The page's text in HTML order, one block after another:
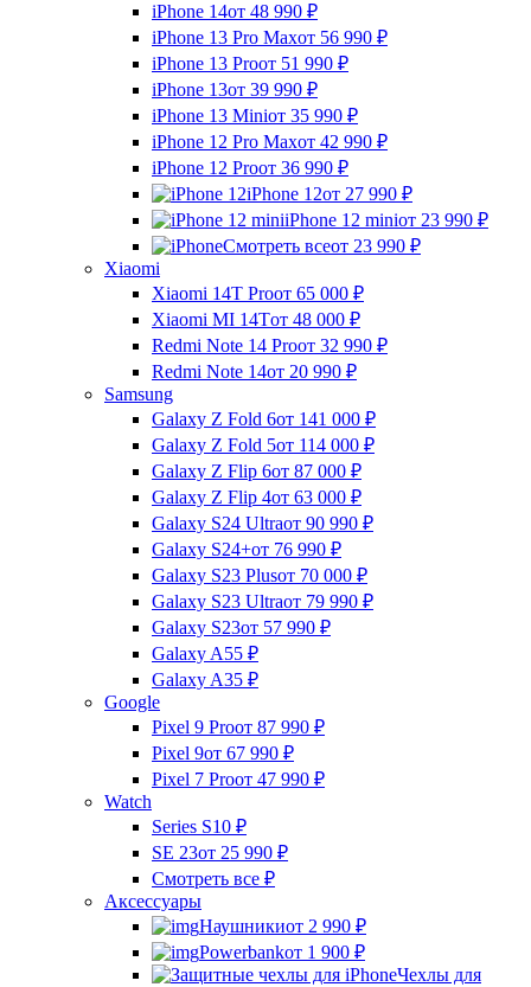
iPhone 14от 48 990 ₽
iPhone 13 Pro Maxот 56 990 ₽
iPhone 13 Proот 51 990 ₽
iPhone 13от 39 990 ₽
iPhone 13 Miniот 35 990 ₽
iPhone 12 Pro Maxот 42 990 ₽
iPhone 12 Proот 36 990 ₽
iPhone 12от 27 990 ₽
iPhone 12 miniот 23 990 ₽
Смотреть всеот 23 990 ₽
Xiaomi
Xiaomi 14T Proот 65 000 ₽
Xiaomi MI 14Tот 48 000 ₽
Redmi Note 14 Proот 32 990 ₽
Redmi Note 14от 20 990 ₽
Samsung
Galaxy Z Fold 6от 141 000 ₽
Galaxy Z Fold 5от 114 000 ₽
Galaxy Z Flip 6от 87 000 ₽
Galaxy Z Flip 4от 63 000 ₽
Galaxy S24 Ultraот 90 990 ₽
Galaxy S24+от 76 990 ₽
Galaxy S23 Plusот 70 000 ₽
Galaxy S23 Ultraот 79 990 ₽
Galaxy S23от 57 990 ₽
Galaxy A55 ₽
Galaxy A35 ₽
Google
Pixel 9 Proот 87 990 ₽
Pixel 9от 67 990 ₽
Pixel 7 Proот 47 990 ₽
Watch
Series S10 ₽
SE 23от 25 990 ₽
Смотреть все ₽
Аксессуары
Наушникиот 2 990 ₽
Powerbankот 1 900 ₽
Чехлы для